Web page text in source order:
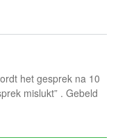
het gesprek na 10
mislukt” . Gebeld